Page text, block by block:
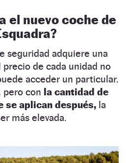
el nuevo coche de
seguridad adquiere una
de cada unidad no
acceder un particular.
pero con la cantidad de
se aplican después, la
más elevada.